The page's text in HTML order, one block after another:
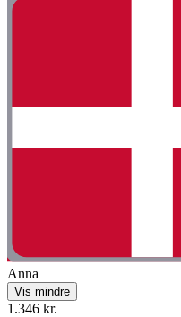
Anna
Vis mindre
1.346 kr.